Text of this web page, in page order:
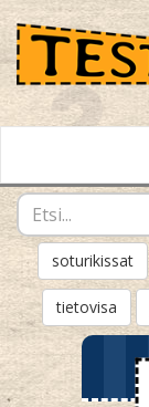
soturikissat
tietovisa